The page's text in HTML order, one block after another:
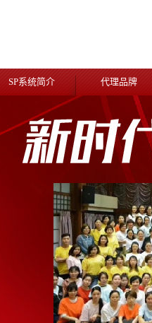
SP系统简介 代理品牌